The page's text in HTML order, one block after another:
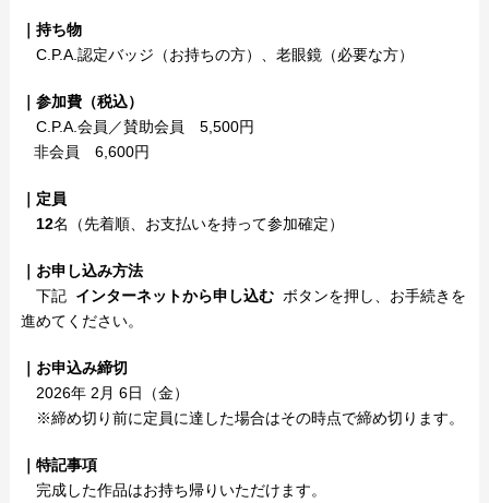
｜持ち物
C.P.A.認定バッジ（お持ちの方）、老眼鏡（必要な方）
｜参加費（税込）
C.P.A.会員／賛助会員 5,500円
非会員 6,600円
｜定員
12名（先着順、お支払いを持って参加確定）
｜お申し込み方法
下記 インターネットから申し込むボタンを押し、お手続きを
進めてください。
｜お申込み締切
2026年 2月 6日（金）
※締め切り前に定員に達した場合はその時点で締め切ります。
｜特記事項
完成した作品はお持ち帰りいただけます。